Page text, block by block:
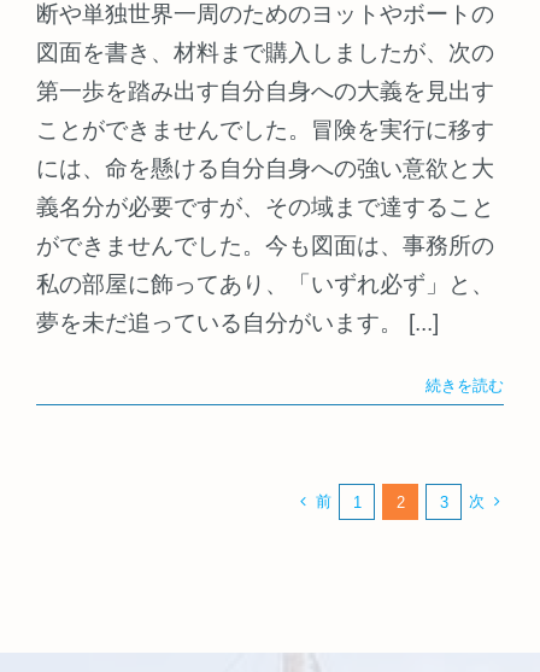
断や単独世界一周のためのヨットやボートの
図面を書き、材料まで購入しましたが、次の
第一歩を踏み出す自分自身への大義を見出す
ことができませんでした。冒険を実行に移す
には、命を懸ける自分自身への強い意欲と大
義名分が必要ですが、その域まで達すること
ができませんでした。今も図面は、事務所の
私の部屋に飾ってあり、「いずれ必ず」と、
夢を未だ追っている自分がいます。 [...]
続きを読む
前 1 2 3 次